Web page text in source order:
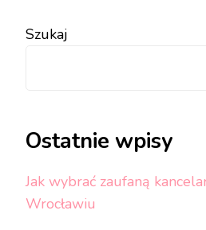
Szukaj
Ostatnie wpisy
Jak wybrać zaufaną
Wrocławiu